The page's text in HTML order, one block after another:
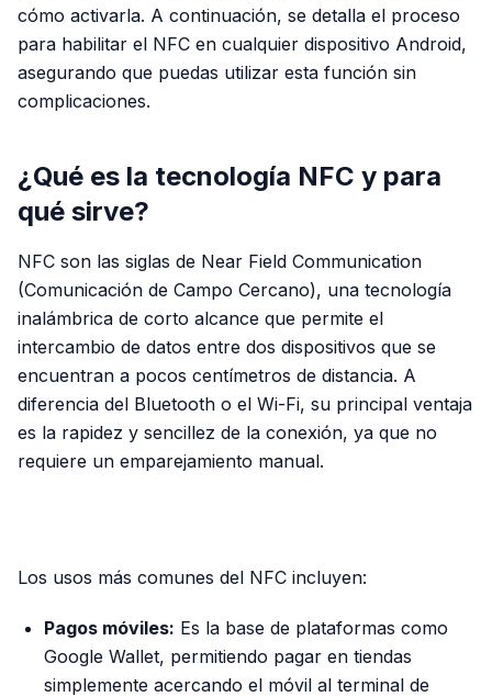
cómo activarla. A continuación, se detalla el proceso
para habilitar el NFC en cualquier dispositivo Android,
asegurando que puedas utilizar esta función sin
complicaciones.
¿Qué es la tecnología NFC y para
qué sirve?
NFC son las siglas de Near Field Communication
(Comunicación de Campo Cercano), una tecnología
inalámbrica de corto alcance que permite el
intercambio de datos entre dos dispositivos que se
encuentran a pocos centímetros de distancia. A
diferencia del Bluetooth o el Wi-Fi, su principal ventaja
es la rapidez y sencillez de la conexión, ya que no
requiere un emparejamiento manual.
Los usos más comunes del NFC incluyen:
Pagos móviles: Es la base de plataformas como
Google Wallet, permitiendo pagar en tiendas
simplemente acercando el móvil al terminal de